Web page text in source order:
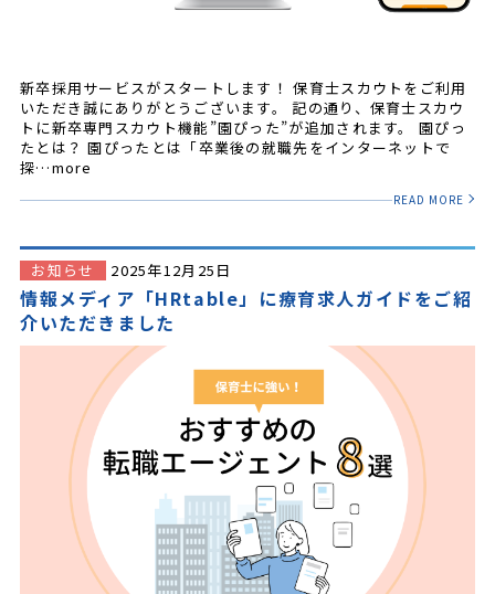
新卒採用サービスがスタートします！ 保育士スカウトをご利用
いただき誠にありがとうございます。 記の通り、保育士スカウ
トに新卒専門スカウト機能”園ぴった”が追加されます。 園ぴっ
たとは？ 園ぴったとは「卒業後の就職先をインターネットで
探…more
READ MORE
お知らせ 2025年12月25日
情報メディア「HRtable」に療育求人ガイドをご紹
介いただきました